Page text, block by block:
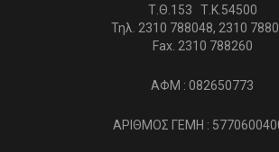
Τ.Θ.153 Τ.Κ.54500
Τηλ. 2310 788048, 2310
Fax. 2310 788260
ΑΦΜ : 082650773
ΑΡΙΘΜΟΣ ΓΕΜΗ :